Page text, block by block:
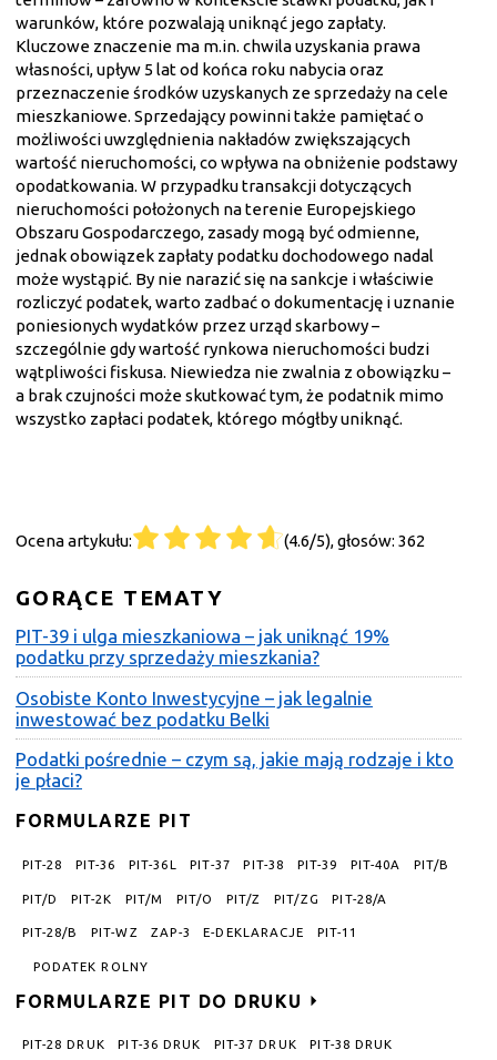
warunków, które pozwalają uniknąć jego zapłaty.
Kluczowe znaczenie ma m.in. chwila uzyskania prawa
własności, upływ 5 lat od końca roku nabycia oraz
przeznaczenie środków uzyskanych ze sprzedaży na cele
mieszkaniowe. Sprzedający powinni także pamiętać o
możliwości uwzględnienia nakładów zwiększających
wartość nieruchomości, co wpływa na obniżenie podstawy
opodatkowania. W przypadku transakcji dotyczących
nieruchomości położonych na terenie Europejskiego
Obszaru Gospodarczego, zasady mogą być odmienne,
jednak obowiązek zapłaty podatku dochodowego nadal
może wystąpić. By nie narazić się na sankcje i właściwie
rozliczyć podatek, warto zadbać o dokumentację i uznanie
poniesionych wydatków przez urząd skarbowy –
szczególnie gdy wartość rynkowa nieruchomości budzi
wątpliwości fiskusa. Niewiedza nie zwalnia z obowiązku –
a brak czujności może skutkować tym, że podatnik mimo
wszystko zapłaci podatek, którego mógłby uniknąć.
Ocena artykułu: (4.6/5), głosów: 362
GORĄCE TEMATY
PIT-39 i ulga mieszkaniowa – jak uniknąć 19%
podatku przy sprzedaży mieszkania?
Osobiste Konto Inwestycyjne – jak legalnie
inwestować bez podatku Belki
Podatki pośrednie – czym są, jakie mają rodzaje i kto
je płaci?
FORMULARZE PIT
PIT-28 PIT-36 PIT-36L PIT-37 PIT-38 PIT-39 PIT-40A PIT/B
PIT/D PIT-2K PIT/M PIT/O PIT/Z PIT/ZG PIT-28/A
PIT-28/B PIT-WZ ZAP-3 E-DEKLARACJE PIT-11
PODATEK ROLNY
FORMULARZE PIT DO DRUKU
PIT-28 DRUK PIT-36 DRUK PIT-37 DRUK PIT-38 DRUK